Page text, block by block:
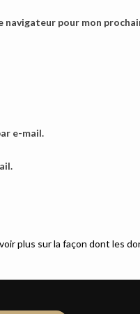
navigateur pour mon
e-mail.
plus sur la façon dont les